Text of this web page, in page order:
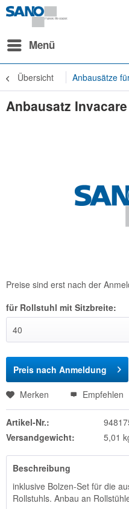
Menü
Übersicht Anbausätze
Anbausatz
Preise sind erst nach der
für Rollstuhl mit Sitzbreite:
Preis nach Anmeldung
Merken Empfehlen
Artikel-Nr.:
Versandgewicht:
5,01
Beschreibung
inklusive Bolzen-Set für die
Rollstuhls. Anbau an